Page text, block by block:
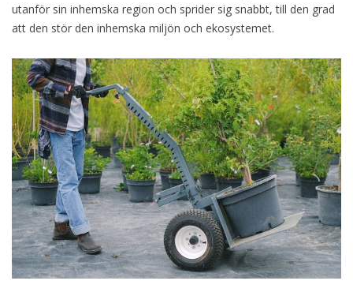
utanför sin inhemska region och sprider sig snabbt, till den grad
att den stör den inhemska miljön och ekosystemet.